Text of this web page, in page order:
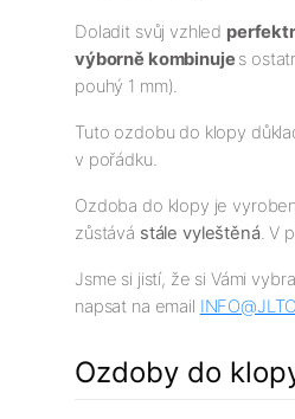
Doladit svůj vzhled
výborně kombinujes
pouhý 1 mm).
Tuto ozdobu do klopy
v pořádku.
Ozdoba do klopy je
zůstává stále vyleštěná. V
Jsme si jistí, že si Vámi
napsat na email
Ozdoby do